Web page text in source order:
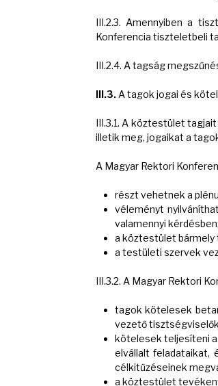
III.2.3. Amennyiben a
Konferencia tiszteletbeli
III.2.4. A tagság
III.3.A tagok jogai és
III.3.1. A köztestület
illetik meg, jogaikat a
A Magyar Rektori
részt vehetnek a
véleményt
valamennyi kérdésben;
a köztestület
a testületi szervek
III.3.2. A Magyar Rektori
tagok kötelesek
vezető
kötelesek teljesíteni
elvállalt feladataikat,
célkitűzéseinek
a köztestület